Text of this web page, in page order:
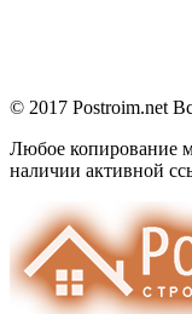
© 2017 Postroim.net
Любое копирование
наличии активной